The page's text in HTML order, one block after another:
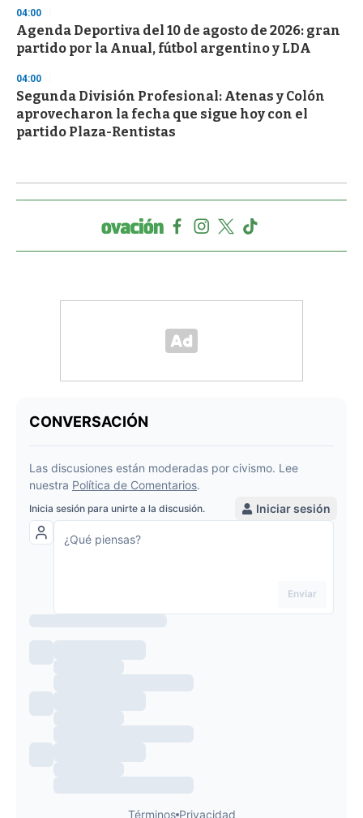
04:00
Agenda Deportiva del 10 de agosto de 2026: gran
partido por la Anual, fútbol argentino y LDA
04:00
Segunda División Profesional: Atenas y Colón
aprovecharon la fecha que sigue hoy con el
partido Plaza-Rentistas